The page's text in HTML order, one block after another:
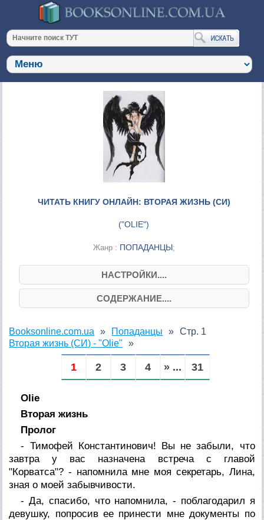
ЧИТАТЬ КНИГУ ОНЛАЙН: ВТОРАЯ ЖИЗНЬ (СИ)
("OLIE")
Жанр : ПОПАДАНЦЫ;
НАСТРОЙКИ....
СОДЕРЖАНИЕ....
Booksonline.com.ua
Попаданцы
Вторая жизнь (СИ) - "Olie"
Стр. 1
1 2 3 4 » ... 31
Olie
Вторая жизнь
Пролог
- Тимофей Константинович! Вы не забыли, что
завтра у вас назначена встреча с главой
"Корватса"? - напомнила мне моя секретарь, Лина,
зная о моей забывчивости.
- Да, спасибо, что напомнила, - поблагодарил я
девушку, попросив ее принести мне документы по